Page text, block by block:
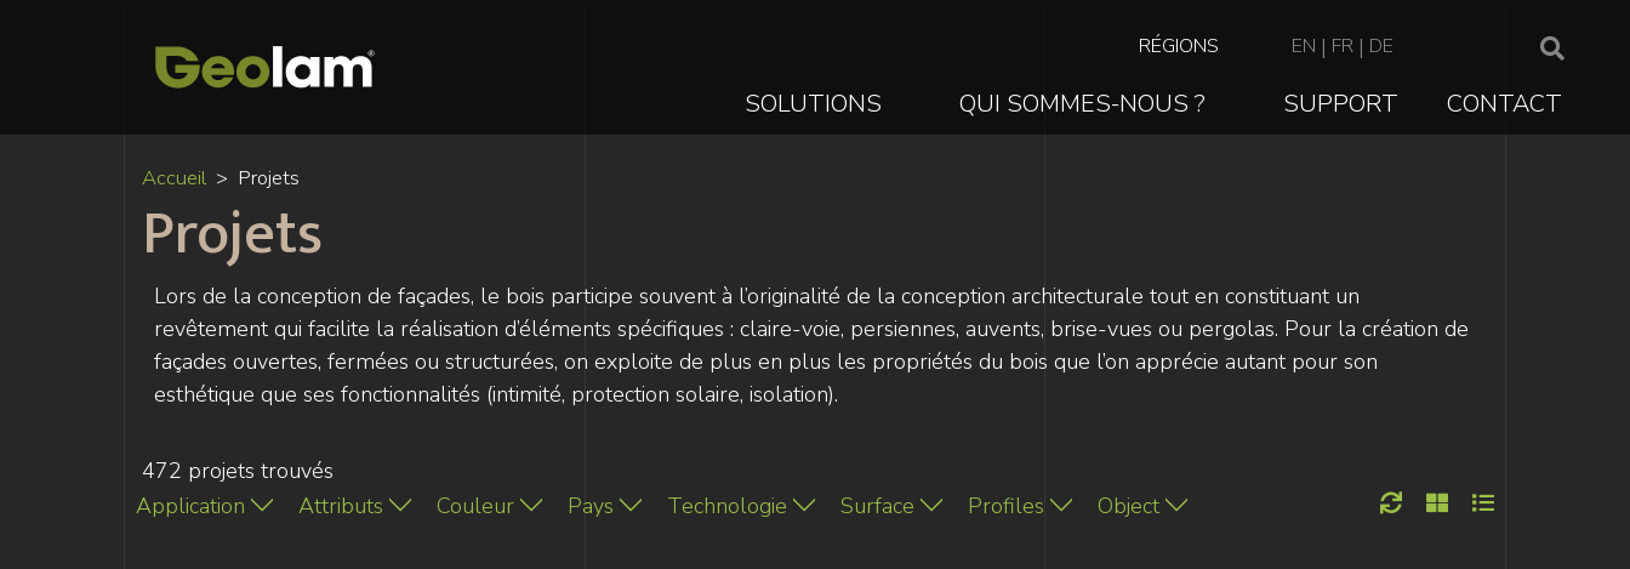
TOP
NAVIGATION
RÉGIONS EN | FR | DE
MAIN
SOLUTIONS QUI SOMMES-NOUS ? SUPPORT CONTACT
Accueil Projets
Projets
Lors de la conception de façades, le bois participe souvent à l’originalité de la conception architecturale tout en constituant un
revêtement qui facilite la réalisation d’éléments spécifiques : claire-voie, persiennes, auvents, brise-vues ou pergolas. Pour la création de
façades ouvertes, fermées ou structurées, on exploite de plus en plus les propriétés du bois que l’on apprécie autant pour son
esthétique que ses fonctionnalités (intimité, protection solaire, isolation).
472 projets trouvés
Application
Attributs Couleur Pays Technologie Surface Profiles Object